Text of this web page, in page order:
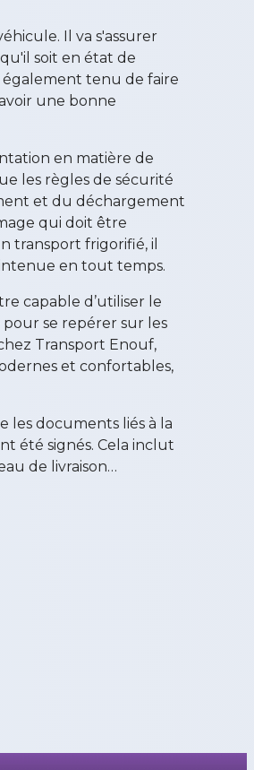
Il va s'assurer
soit en état de
également tenu de faire
une bonne
en matière de
les règles de sécurité
et du déchargement
qui doit être
transport frigorifié, il
en tout temps.
capable d’utiliser le
se repérer sur les
Transport Enouf,
et confortables,
les documents liés à la
été signés. Cela inclut
de livraison…